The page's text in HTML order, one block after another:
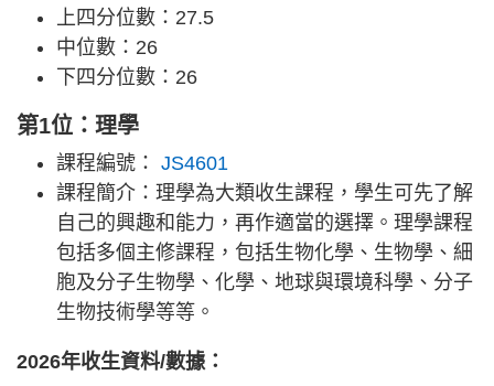
上四分位數：27.5
中位數：26
下四分位數：26
第1位：理學
課程編號： JS4601
課程簡介：理學為大類收生課程，學生可先了解
自己的興趣和能力，再作適當的選擇。理學課程
包括多個主修課程，包括生物化學、生物學、細
胞及分子生物學、化學、地球與環境科學、分子
生物技術學等等。
2026年收生資料/數據：